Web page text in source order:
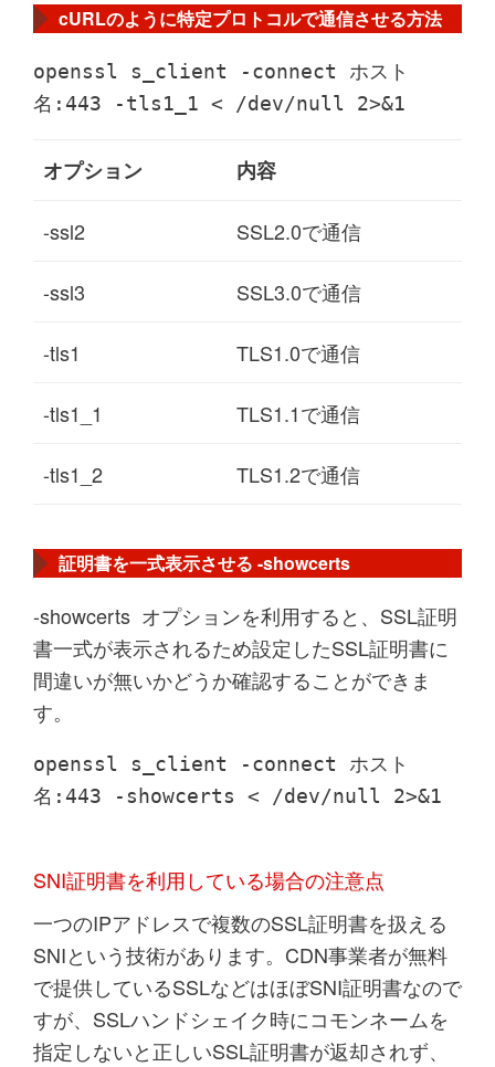
cURLのように特定プロトコルで通信させる方法
openssl s_client -connect ホスト
名:443 -tls1_1 < /dev/null 2>&1
オプション 内容
-ssl2 SSL2.0で通信
-ssl3 SSL3.0で通信
-tls1 TLS1.0で通信
-tls1_1 TLS1.1で通信
-tls1_2 TLS1.2で通信
証明書を一式表示させる -showcerts
-showcerts オプションを利用すると、SSL証明
書一式が表示されるため設定したSSL証明書に
間違いが無いかどうか確認することができま
す。
openssl s_client -connect ホスト
名:443 -showcerts < /dev/null 2>&1
SNI証明書を利用している場合の注意点
一つのIPアドレスで複数のSSL証明書を扱える
SNIという技術があります。CDN事業者が無料
で提供しているSSLなどはほぼSNI証明書なので
すが、SSLハンドシェイク時にコモンネームを
指定しないと正しいSSL証明書が返却されず、